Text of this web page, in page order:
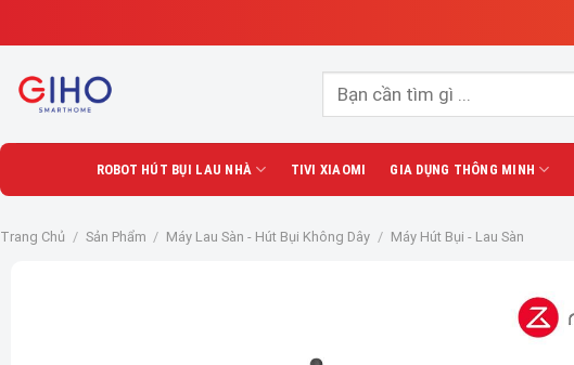
to
Tìm
kiếm:
ROBOT HÚT BỤI LAU NHÀ TIVI XIAOMI GIA DỤNG THÔNG MINH
Trang Chủ / Sản Phẩm / Máy Lau Sàn - Hút Bụi Không Dây / Máy Hút Bụi - Lau Sàn